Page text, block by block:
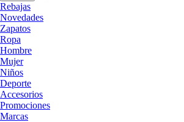
Rebajas
Novedades
Zapatos
Ropa
Hombre
Mujer
Niños
Deporte
Accesorios
Promociones
Marcas